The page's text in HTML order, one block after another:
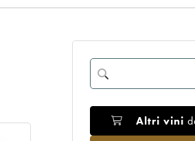
Altri vini